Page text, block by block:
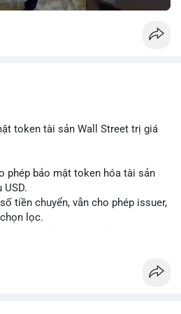
token tài sản Wall Street trị giá
phép bảo mật token hóa tài sản
tiền chuyển, vẫn cho phép issuer,
lọc.